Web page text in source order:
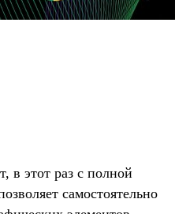
в этот раз с полной
самостоятельно